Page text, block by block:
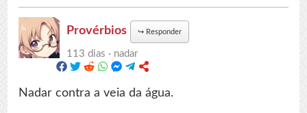
Provérbios ↪ Responder
113 dias · nadar
Nadar contra a veia da água.